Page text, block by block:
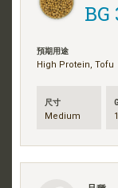
BG
預期用途
High Protein, Tofu
尺寸
Medium